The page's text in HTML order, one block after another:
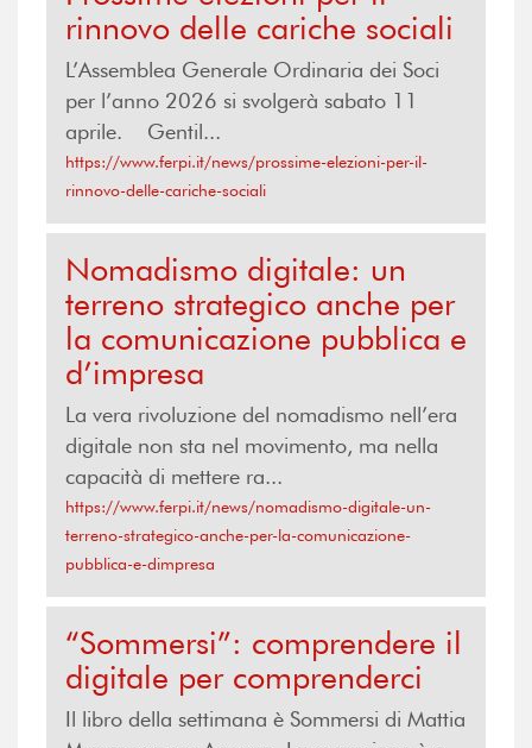
rinnovo delle cariche sociali
L’Assemblea Generale Ordinaria dei Soci
per l’anno 2026 si svolgerà sabato 11
aprile. Gentil...
https://www.ferpi.it/news/prossime-elezioni-per-il-
rinnovo-delle-cariche-sociali
Nomadismo digitale: un
terreno strategico anche per
la comunicazione pubblica e
d’impresa
La vera rivoluzione del nomadismo nell’era
digitale non sta nel movimento, ma nella
capacità di mettere ra...
https://www.ferpi.it/news/nomadismo-digitale-un-
terreno-strategico-anche-per-la-comunicazione-
pubblica-e-dimpresa
“Sommersi”: comprendere il
digitale per comprenderci
Il libro della settimana è Sommersi di Mattia